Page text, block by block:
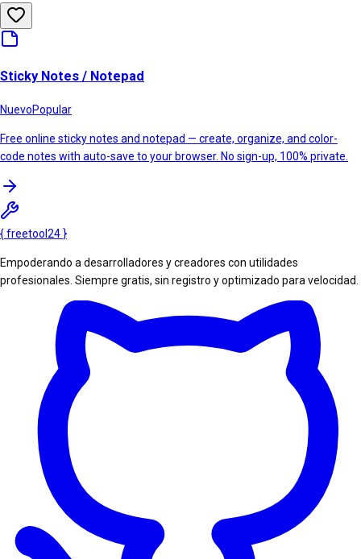
Sticky Notes / Notepad
NuevoPopular
Free online sticky notes and notepad — create, organize, and color-
code notes with auto-save to your browser. No sign-up, 100% private.
{freetool 24 }
Empoderando a desarrolladores y creadores con utilidades
profesionales. Siempre gratis, sin registro y optimizado para velocidad.